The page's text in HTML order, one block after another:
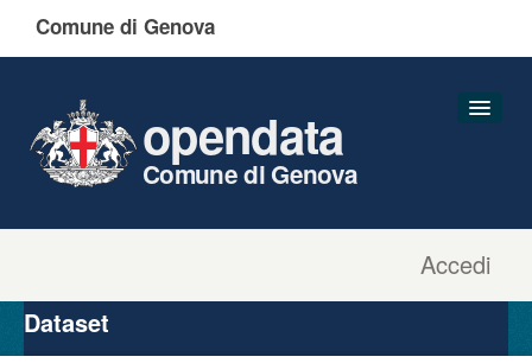
Comune di Genova
Accedi
opendata
Comune di Genova
Organizzazioni
Gruppi
Dataset